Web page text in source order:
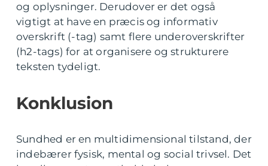
og oplysninger. Derudover er det også
vigtigt at have en præcis og informativ
overskrift (-tag) samt flere underoverskrifter
(h2-tags) for at organisere og strukturere
teksten tydeligt.
Konklusion
Sundhed er en multidimensional tilstand, der
indebærer fysisk, mental og social trivsel. Det